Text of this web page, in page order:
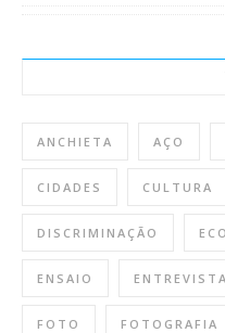
ANCHIETA AÇO
CIDADES CULTURA
DISCRIMINAÇÃO
ENSAIO ENTREVISTA
FOTO FOTOGRAFIA